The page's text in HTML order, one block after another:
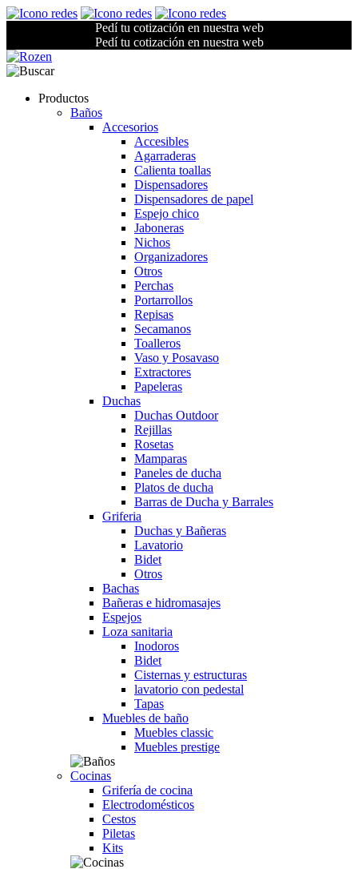
Pedí tu cotización en nuestra web
Pedí tu cotización en nuestra web
Productos
Baños
Accesorios
Accesibles
Agarraderas
Calienta toallas
Dispensadores
Dispensadores de papel
Espejo chico
Jaboneras
Nichos
Organizadores
Otros
Perchas
Portarrollos
Repisas
Secamanos
Toalleros
Vaso y Posavaso
Extractores
Papeleras
Duchas
Duchas Outdoor
Rejillas
Rosetas
Mamparas
Paneles de ducha
Platos de ducha
Barras de Ducha y Barrales
Griferia
Duchas y Bañeras
Lavatorio
Bidet
Otros
Bachas
Bañeras e hidromasajes
Espejos
Loza sanitaria
Inodoros
Bidet
Cisternas y estructuras
lavatorio con pedestal
Tapas
Muebles de baño
Muebles classic
Muebles prestige
Cocinas
Grifería de cocina
Electrodomésticos
Cestos
Piletas
Kits